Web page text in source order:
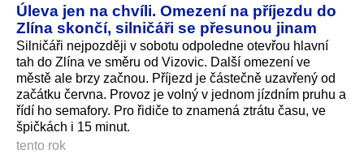
Úleva jen na chvíli. Omezení na příjezdu do
Zlína skončí, silničáři se přesunou jinam
Silničáři nejpozději v sobotu odpoledne otevřou hlavní
tah do Zlína ve směru od Vizovic. Další omezení ve
městě ale brzy začnou. Příjezd je částečně uzavřený od
začátku června. Provoz je volný v jednom jízdním pruhu a
řídí ho semafory. Pro řidiče to znamená ztrátu času, ve
špičkách i 15 minut.
tento rok